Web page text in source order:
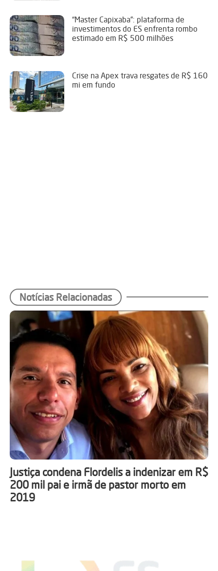
“Master Capixaba”: plataforma de
investimentos do ES enfrenta rombo
estimado em R$ 500 milhões
Crise na Apex trava resgates de R$ 160
mi em fundo
Notícias Relacionadas
Justiça condena Flordelis a indenizar em R$
200 mil pai e irmã de pastor morto em
2019